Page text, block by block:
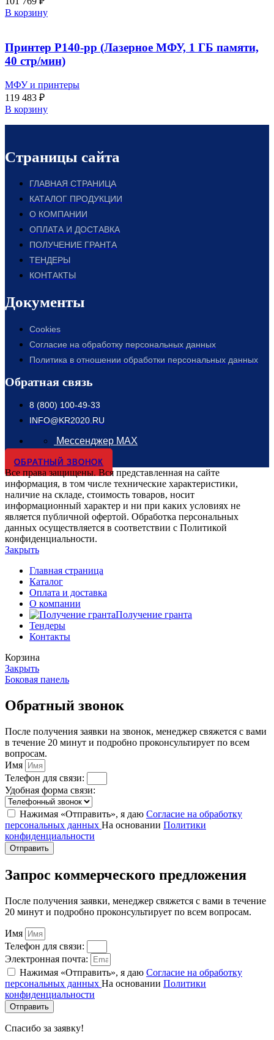
В корзину
Принтер P140-pp (Лазерное МФУ, 1 ГБ памяти,
40 стр/мин)
МФУ и принтеры
119 483 ₽
В корзину
Страницы сайта
ГЛАВНАЯ СТРАНИЦА
КАТАЛОГ ПРОДУКЦИИ
О КОМПАНИИ
ОПЛАТА И ДОСТАВКА
ПОЛУЧЕНИЕ ГРАНТА
ТЕНДЕРЫ
КОНТАКТЫ
Документы
Cookies
Согласие на обработку персональных данных
Политика в отношении обработки персональных данных
Обратная связь
8 (800) 100-49-33
INFO@KR2020.RU
Мессенджер MAX
ОБРАТНЫЙ ЗВОНОК
Все права защищены. Вся представленная на сайте
информация, в том числе технические характеристики,
наличие на складе, стоимость товаров, носит
информационный характер и ни при каких условиях не
является публичной офертой. Обработка персональных
данных осуществляется в соответствии с Политикой
конфиденциальности.
Закрыть
Главная страница
Каталог
Оплата и доставка
О компании
Получение гранта
Тендеры
Контакты
Корзина
Закрыть
Боковая панель
Обратный звонок
После получения заявки на звонок, менеджер свяжется с вами
в течение 20 минут и подробно проконсультирует по всем
вопросам.
Имя
Телефон для связи:
Удобная форма связи:
Нажимая «Отправить», я даю Согласие на обработку
персональных данных На основании Политики
конфиденциальности
Отправить
Запрос коммерческого предложения
После получения заявки, менеджер свяжется с вами в течение
20 минут и подробно проконсультирует по всем вопросам.
Имя
Телефон для связи:
Электронная почта:
Нажимая «Отправить», я даю Согласие на обработку
персональных данных На основании Политики
конфиденциальности
Отправить
Спасибо за заявку!